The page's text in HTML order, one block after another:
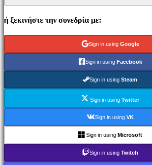
IDC
IDC
Υποστήριξη
Λογαριασμός
Σύνδεση
τον
σας;
ή ξεκινήστε την συνεδρία με:
Sign in using Google
Sign in using Facebook
Sign in using Steam
Sign in using Twitter
Sign in using VK
Sign in using Microsoft
Sign in using Twitch